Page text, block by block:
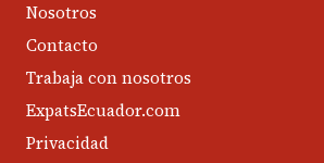
Nosotros
Contacto
Trabaja con nosotros
ExpatsEcuador.com
Privacidad